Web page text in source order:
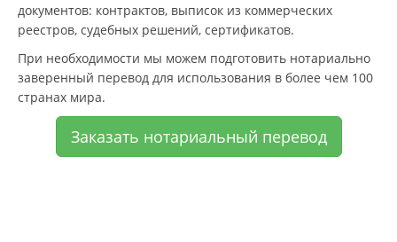
документов: контрактов, выписок из коммерческих
реестров, судебных решений, сертификатов.
При необходимости мы можем подготовить нотариально
заверенный перевод для использования в более чем 100
странах мира.
Заказать нотариальный перевод